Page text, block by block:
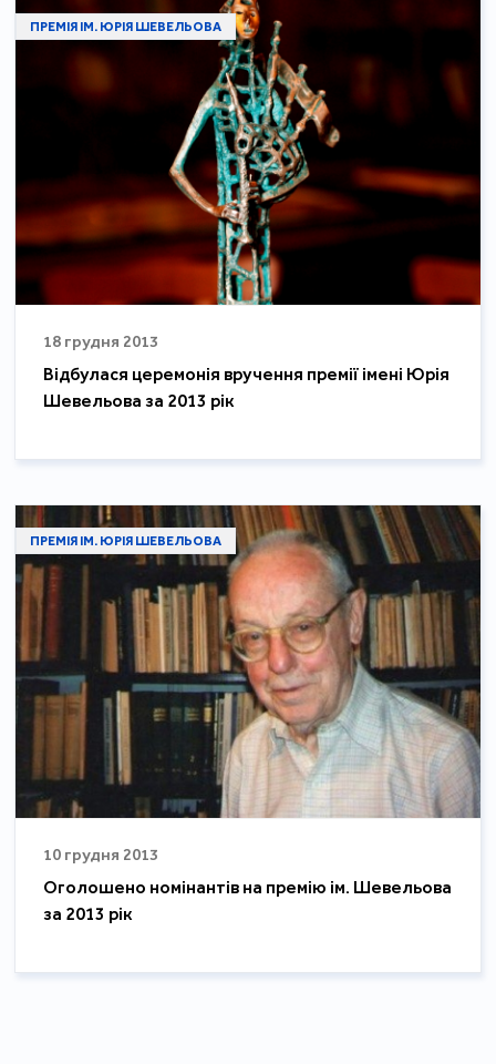
ПРЕМІЯ ІМ. ЮРІЯ ШЕВЕЛЬОВА
18 грудня 2013
Відбулася церемонія вручення премії імені Юрія
Шевельова за 2013 рік
ПРЕМІЯ ІМ. ЮРІЯ ШЕВЕЛЬОВА
10 грудня 2013
Оголошено номінантів на премію ім. Шевельова
за 2013 рік